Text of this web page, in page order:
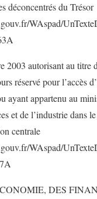
déconcentrés du Trésor
WAspad/
2003 autorisant au titre
réservé pour l’accès
ayant appartenu au
et de l’industrie dans
centrale
WAspad/
DES